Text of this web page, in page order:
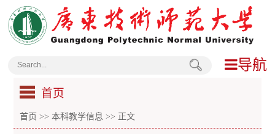
导航
首页
首页 >>本科教学信息 >> 正文